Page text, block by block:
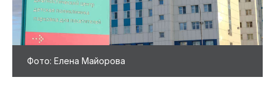
Фото: Елена Майорова